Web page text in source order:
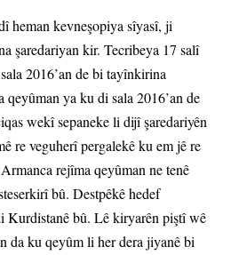
heman kevneşopiya sîyasî, ji
şaredariyan kir. Tecribeya 17 salî
2016’an de bi tayînkirina
ya ku di sala 2016’an de
wekî sepaneke li dijî şaredariyên
re veguherî pergalekê ku em jê re
rejîma qeyûman ne tenê
bû. Destpêkê hedef
Kurdistanê bû. Lê kiryarên piştî wê
da ku qeyûm li her dera jiyanê bi